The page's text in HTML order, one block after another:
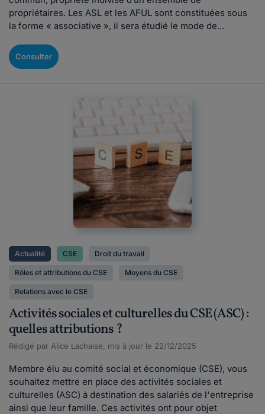
propriétaires. Les ASL et les AFUL sont constituées sous
la forme « associative », il sera étudié le mode de...
Consulter
Actualité CSE Droit du travail
Rôles et attributions du CSE Moyens du CSE
Relations avec le CSE
Activités sociales et culturelles du CSE (ASC) :
quelles attributions ?
Rédigé par Alice Lachaise, mis à jour le 22/12/2025
Membre élu au comité social et économique (CSE), vous
souhaitez mettre en place des activités sociales et
culturelles (ASC) à destination des salariés de l'entreprise
ainsi que leur famille. Ces activités ont pour objet